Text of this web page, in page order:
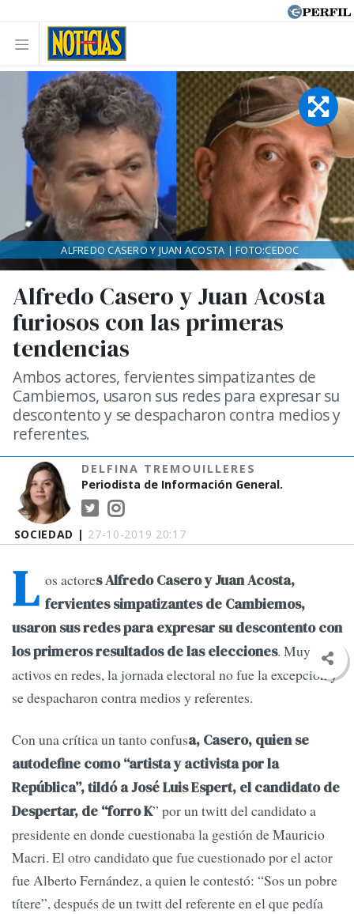
SOCIEDAD | 27-10-2019 20:17
Alfredo Casero y Juan Acosta
furiosos con las primeras
tendencias
Ambos actores, fervientes simpatizantes de
Cambiemos, usaron sus redes para expresar su
descontento y se despacharon contra medios y
referentes.
DELFINA TREMOUILLERES
Periodista de Información General.
ALFREDO CASERO Y JUAN ACOSTA | FOTO:CEDOC
L os actores Alfredo Casero y Juan Acosta,
fervientes simpatizantes de Cambiemos,
usaron sus redes para expresar su descontento con
los primeros resultados de las elecciones. Muy
activos en redes, la jornada electoral no fue la excepción y
se despacharon contra medios y referentes.
Con una crítica un tanto confusa, Casero, quien se
autodefine como “artista y activista por la
República”, tildó a José Luis Espert, el candidato de
Despertar, de “forro K” por un twitt del candidato a
presidente en donde cuestionaba la gestión de Mauricio
Macri. El otro candidato que fue cuestionado por el actor
fue Alberto Fernández, a quien le contestó: “Sos un pobre
títere”, después de un twitt del referente en el que pedía